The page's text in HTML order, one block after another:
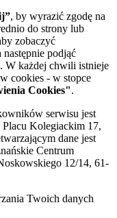
, by wyrazić zgodę na
do strony lub
zobaczyć
podjąć
W każdej chwili istnieje
cookies - w stopce
Cookies".
serwisu jest
Placu Kolegiackim 17,
dane jest
Centrum
12/14, 61-
Twoich danych